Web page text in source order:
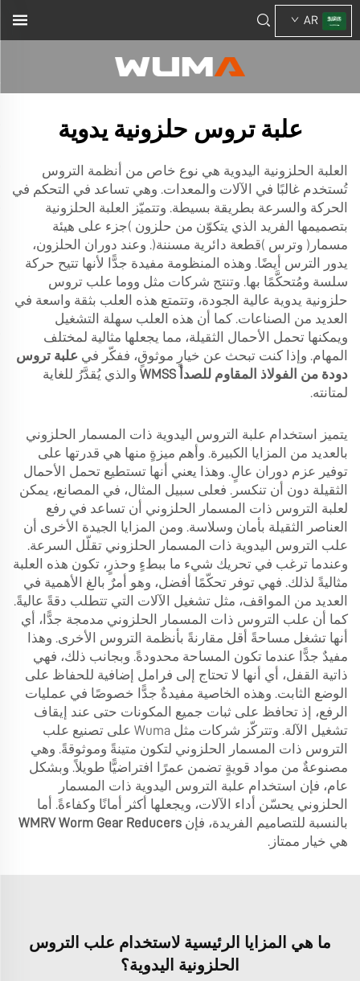
AR
علبة تروس حلزونية يدوية
العلبة الحلزونية اليدوية هي نوع خاص من أنظمة التروس
تُستخدم غالبًا في الآلات والمعدات. وهي تساعد في التحكم في
الحركة والسرعة بطريقة بسيطة. وتتميّز العلبة الحلزونية
بتصميمها الفريد الذي يتكوّن من حلزون (جزء على هيئة
مسمار) وترس (قطعة دائرية مسننة). وعند دوران الحلزون،
يدور الترس أيضًا. وهذه المنظومة مفيدة جدًّا لأنها تتيح حركة
سلسة ومُتحكَّمًا بها. وتنتج شركات مثل ووما علب تروس
حلزونية يدوية عالية الجودة، وتتمتع هذه العلب بثقة واسعة في
العديد من الصناعات. كما أن هذه العلب سهلة التشغيل
ويمكنها تحمل الأحمال الثقيلة، مما يجعلها مثالية لمختلف
المهام. وإذا كنت تبحث عن خيارٍ موثوقٍ، ففكّر في علبة تروس
دودة من الفولاذ المقاوم للصدأ WMSS
والذي يُقدَّرُ للغاية
لمتانته.
يتميز استخدام علبة التروس اليدوية ذات المسمار الحلزوني
بالعديد من المزايا الكبيرة. وأهم ميزةٍ منها هي قدرتها على
توفير عزم دوران عالٍ. وهذا يعني أنها تستطيع تحمل الأحمال
الثقيلة دون أن تنكسر. فعلى سبيل المثال، في المصانع، يمكن
لعلبة التروس ذات المسمار الحلزوني أن تساعد في رفع
العناصر الثقيلة بأمان وسلاسة. ومن المزايا الجيدة الأخرى أن
علب التروس اليدوية ذات المسمار الحلزوني تقلّل السرعة.
وعندما ترغب في تحريك شيء ما ببطءٍ وحذرٍ، تكون هذه العلبة
مثاليةً لذلك. فهي توفر تحكّمًا أفضل، وهو أمرٌ بالغ الأهمية في
العديد من المواقف، مثل تشغيل الآلات التي تتطلب دقةً عاليةً.
كما أن علب التروس ذات المسمار الحلزوني مدمجة جدًّا، أي
أنها تشغل مساحةً أقل مقارنةً بأنظمة التروس الأخرى. وهذا
مفيدٌ جدًّا عندما تكون المساحة محدودةً. وبجانب ذلك، فهي
ذاتية القفل، أي أنها لا تحتاج إلى فرامل إضافية للحفاظ على
الوضع الثابت. وهذه الخاصية مفيدةٌ جدًّا خصوصًا في عمليات
الرفع، إذ تحافظ على ثبات جميع المكونات حتى عند إيقاف
تشغيل الآلة. وتتركّز شركات مثل Wuma على تصنيع علب
التروس ذات المسمار الحلزوني لتكون متينةً وموثوقةً. وهي
مصنوعةٌ من مواد قويةٍ تضمن عمرًا افتراضيًّا طويلاً. وبشكل
عام، فإن استخدام علبة التروس اليدوية ذات المسمار
الحلزوني يحسّن أداء الآلات، ويجعلها أكثر أمانًا وكفاءةً. أما
بالنسبة للتصاميم الفريدة، فإن WMRV Worm Gear Reducers
هي خيار ممتاز.
ما هي المزايا الرئيسية لاستخدام علب التروس
الحلزونية اليدوية؟